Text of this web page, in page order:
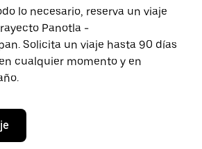
lo necesario, reserva un viaje
Panotla -
Solicita un viaje hasta 90 días
cualquier momento y en